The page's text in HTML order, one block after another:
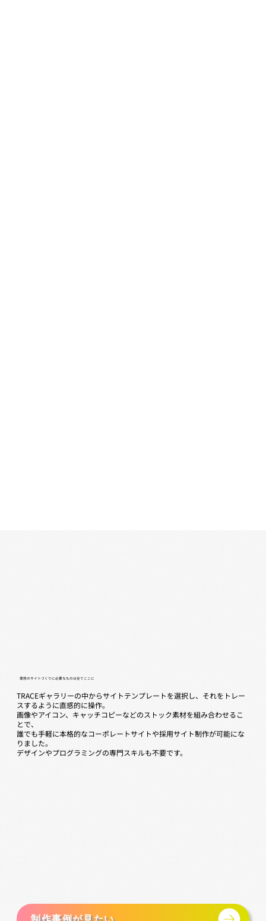
理想のサイトづくりに必要なものは全てここに
TRACEギャラリーの中からサイトテンプレートを選択し、それをトレー
スするように直感的に操作。
画像やアイコン、キャッチコピーなどのストック素材を組み合わせるこ
とで、
誰でも手軽に本格的なコーポレートサイトや採用サイト制作が可能にな
りました。
デザインやプログラミングの専門スキルも不要です。
制作事例が見たい